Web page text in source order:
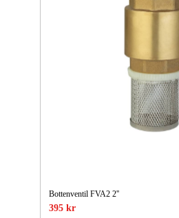
Bottenventil FVA2 2''
395 kr